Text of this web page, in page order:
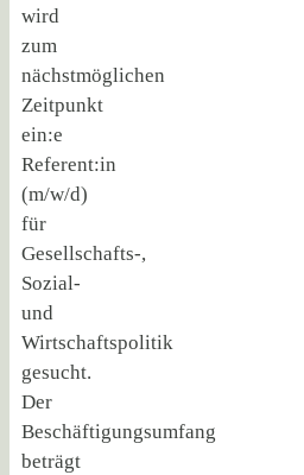
wird
zum
nächstmöglichen
Zeitpunkt
ein:e
Referent:in
(m/w/d)
für
Gesellschafts-,
Sozial-
und
Wirtschaftspolitik
gesucht.
Der
Beschäftigungsumfang
beträgt